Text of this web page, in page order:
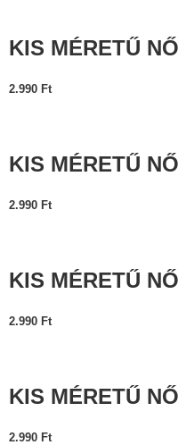
KIS MÉRETŰ
2.990 Ft
KIS MÉRETŰ
2.990 Ft
KIS MÉRETŰ
2.990 Ft
KIS MÉRETŰ
2.990 Ft